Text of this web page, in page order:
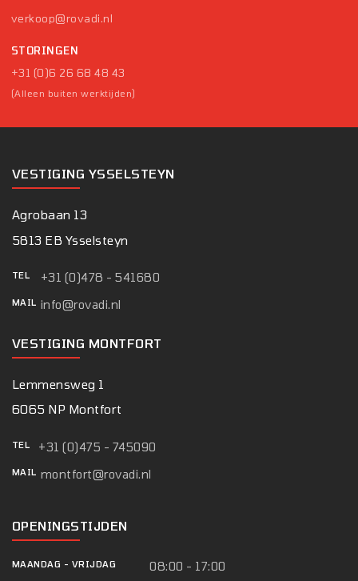
verkoop@rovadi.nl
STORINGEN
+31 (0)6 26 68 48 43
(Alleen buiten werktijden)
VESTIGING YSSELSTEYN
Agrobaan 13
5813 EB Ysselsteyn
TEL +31 (0)478 - 541680
MAIL info@rovadi.nl
VESTIGING MONTFORT
Lemmensweg 1
6065 NP Montfort
TEL +31 (0)475 - 745090
MAIL montfort@rovadi.nl
OPENINGSTIJDEN
MAANDAG - VRIJDAG 08:00 - 17:00